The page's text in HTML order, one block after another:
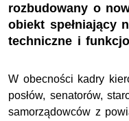
rozbudowany o
obiekt spełniający
techniczne i
W obecności kadry
posłów, senatorów,
samorządowców z